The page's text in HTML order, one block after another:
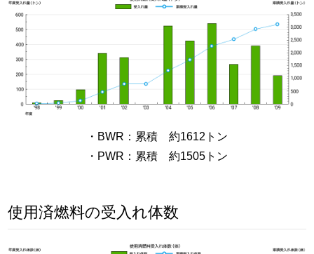
・BWR：累積 約1612トン
・PWR：累積 約1505トン
使用済燃料の受入れ体数